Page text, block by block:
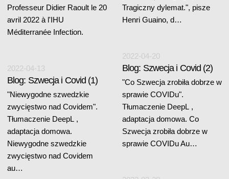
Tragiczny dylemat.", pisze
Henri Guaino, d…
Professeur Didier Raoult le 20
avril 2022 à l'IHU
Méditerranée Infection.
2022-04-20
Blog: Szwecja i Covid (2)
"Co Szwecja zrobiła dobrze w
sprawie COVIDu".
Tłumaczenie DeepL ,
adaptacja domowa. Co
Szwecja zrobiła dobrze w
sprawie COVIDu Au…
2022-04-13
Blog: Szwecja i Covid (1)
"Niewygodne szwedzkie
zwycięstwo nad Covidem".
Tłumaczenie DeepL ,
adaptacja domowa.
Niewygodne szwedzkie
zwycięstwo nad Covidem
au…